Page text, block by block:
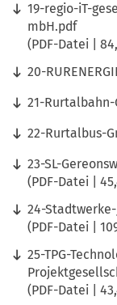
19-regio-iT-
mbH.pdf
PDF-Datei
20-
21-
22-Rurtalbus-
23-SL-
PDF-Datei
24-
PDF-Datei
25-TPG-
PDF-Datei